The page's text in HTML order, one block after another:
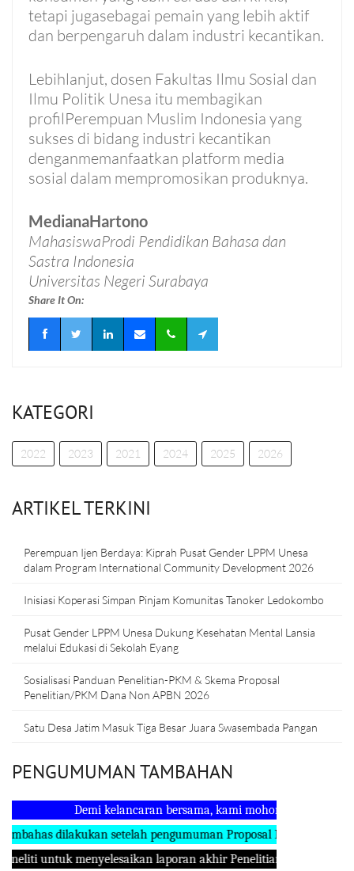
tetapi jugasebagai pemain yang lebih aktif
dan berpengaruh dalam industri kecantikan.
Lebihlanjut, dosen Fakultas Ilmu Sosial dan
Ilmu Politik Unesa itu membagikan
profilPerempuan Muslim Indonesia yang
sukses di bidang industri kecantikan
denganmemanfaatkan platform media
sosial dalam mempromosikan produknya.
MedianaHartono
MahasiswaProdi Pendidikan Bahasa dan
Sastra Indonesia
Universitas Negeri Surabaya
Share It On:
KATEGORI
2022 2023 2021 2024 2025 2026
ARTIKEL TERKINI
Perempuan Ijen Berdaya: Kiprah Pusat Gender LPPM Unesa
dalam Program International Community Development 2026
Inisiasi Koperasi Simpan Pinjam Komunitas Tanoker Ledokombo
Pusat Gender LPPM Unesa Dukung Kesehatan Mental Lansia
melalui Edukasi di Sekolah Eyang
Sosialisasi Panduan Penelitian-PKM & Skema Proposal
Penelitian/PKM Dana Non APBN 2026
Satu Desa Jatim Masuk Tiga Besar Juara Swasembada Pangan
PENGUMUMAN TAMBAHAN
Demi kelancaran bersama, kami mohon kehadiran para
dilakukan setelah pengumuman Proposal Penelitian dan PKM
untuk menyelesaikan laporan akhir Penelitian maupun PKM